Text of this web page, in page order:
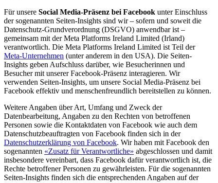
Für unsere Social Media-Präsenz bei Facebook unter Einschluss
der sogenannten Seiten-Insights sind wir – sofern und soweit die
Datenschutz-Grundverordnung (DSGVO) anwendbar ist –
gemeinsam mit der Meta Platforms Ireland Limited (Irland)
verantwortlich. Die Meta Platforms Ireland Limited ist Teil der
Meta-Unternehmen (unter anderem in den USA). Die Seiten-
Insights geben Aufschluss darüber, wie Besucherinnen und
Besucher mit unserer Facebook-Präsenz interagieren. Wir
verwenden Seiten-Insights, um unsere Social Media-Präsenz bei
Facebook effektiv und menschenfreundlich bereitstellen zu können.
Weitere Angaben über Art, Umfang und Zweck der
Datenbearbeitung, Angaben zu den Rechten von betroffenen
Personen sowie die Kontaktdaten von Facebook wie auch dem
Datenschutzbeauftragten von Facebook finden sich in der
Datenschutzerklärung von Facebook. Wir haben mit Facebook den
sogenannten «Zusatz für Verantwortliche» abgeschlossen und damit
insbesondere vereinbart, dass Facebook dafür verantwortlich ist, die
Rechte betroffener Personen zu gewährleisten. Für die sogenannten
Seiten-Insights finden sich die entsprechenden Angaben auf der